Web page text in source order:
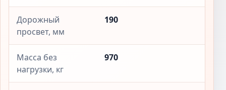
Дорожный
просвет, мм
190
Масса без
нагрузки, кг
970